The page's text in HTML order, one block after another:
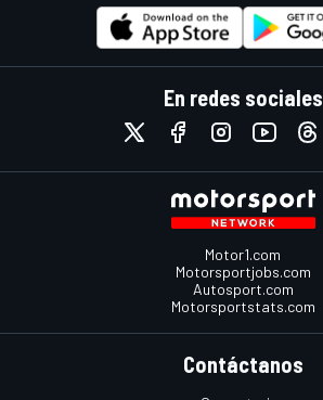
En redes sociales
Motor1.com
Motorsportjobs.com
Autosport.com
Motorsportstats.com
Contáctanos